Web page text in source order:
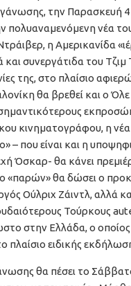
την Παρασκευή
πολυαναμενόμενη νέα του
η Αμερικανίδα
και συνεργάτιδα του
της, στο πλαίσιο
θα βρεθεί και ο Όλε
κινηματογράφου, η νέα
– που είναι και η
Όσκαρ- θα κάνει
«παρών» θα δώσει ο
Ούλριχ Ζάιντλ, αλλά
Τούρκους
στην Ελλάδα, ο οποίος
πλαίσιο ειδικής
θα πέσει το